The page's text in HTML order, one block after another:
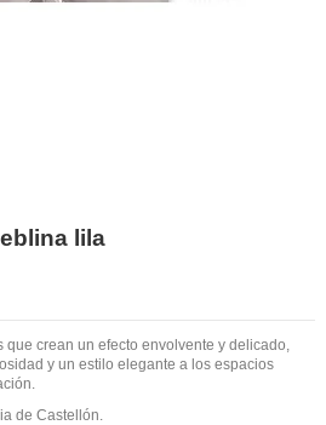
lila
que crean un efecto envolvente y delicado,
y un estilo elegante a los espacios
de Castellón.